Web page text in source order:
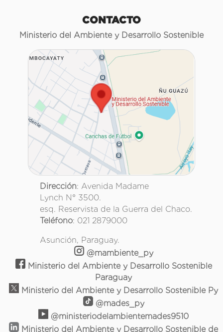
CONTACTO
Ministerio del Ambiente y Desarrollo Sostenible
Dirección: Avenida Madame
Lynch N° 3500.
esq. Reservista de la Guerra del Chaco.
Teléfono: 021 2879000
Asunción, Paraguay.
@mambiente_py
Ministerio del Ambiente y Desarrollo Sostenible
Paraguay
Ministerio del Ambiente y Desarrollo Sostenible Py
@mades_py
@ministeriodelambientemades9510
Ministerio del Ambiente y Desarrollo Sostenible de